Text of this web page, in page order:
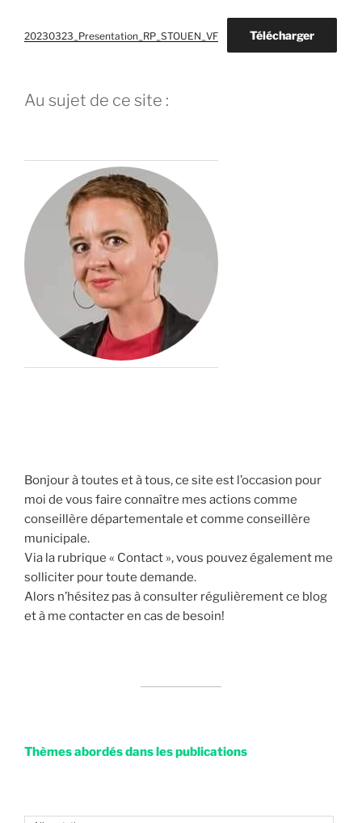
20230323_Presentation_RP_STOUEN_VF Télécharger
Au sujet de ce site :
Bonjour à toutes et à tous, ce site est l’occasion pour
moi de vous faire connaître mes actions comme
conseillère départementale et comme conseillère
municipale.
Via la rubrique « Contact », vous pouvez également me
solliciter pour toute demande.
Alors n’hésitez pas à consulter régulièrement ce blog
et à me contacter en cas de besoin!
Thèmes abordés dans les publications